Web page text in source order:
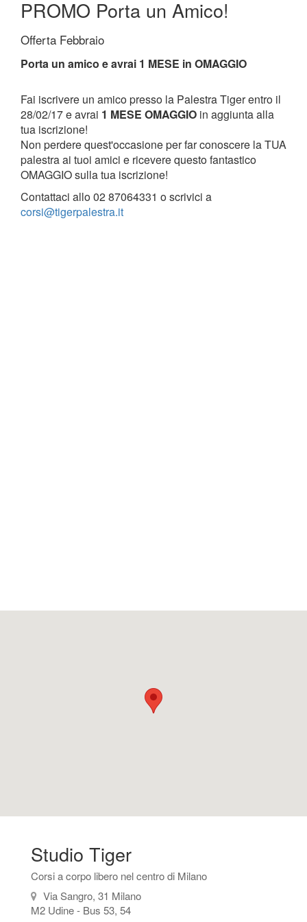
PROMO Porta un Amico!
Offerta Febbraio
Porta un amico e avrai 1 MESE in OMAGGIO
Fai iscrivere un amico presso la Palestra Tiger entro il
28/02/17 e avrai 1 MESE OMAGGIO in aggiunta alla
tua iscrizione!
Non perdere quest'occasione per far conoscere la TUA
palestra ai tuoi amici e ricevere questo fantastico
OMAGGIO sulla tua iscrizione!
Contattaci allo 02 87064331 o scrivici a
corsi@tigerpalestra.it
Studio Tiger
Corsi a corpo libero nel centro di Milano
Via Sangro, 31 Milano
M2 Udine - Bus 53, 54